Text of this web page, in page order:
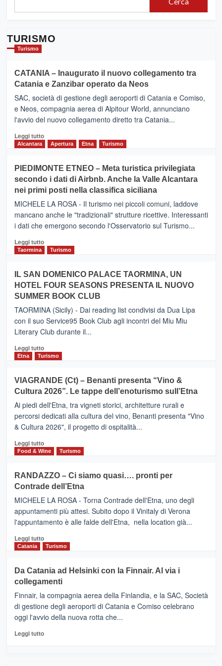
TURISMO
Turismo
CATANIA – Inaugurato il nuovo collegamento tra
Catania e Zanzibar operato da Neos
SAC, società di gestione degli aeroporti di Catania e Comiso,
e Neos, compagnia aerea di Alpitour World, annunciano
l'avvio del nuovo collegamento diretto tra Catania...
Leggi tuttoLeggi
CATANIA
–
Inaugurato
il
nuovo
collegamento
tra
e
Zanzibar
da
Neos
Alcantara Apertura Etna Turismo
PIEDIMONTE ETNEO – Meta turistica privilegiata
secondo i dati di Airbnb. Anche la Valle Alcantara
nei primi posti nella classifica siciliana
MICHELE LA ROSA - Il turismo nei piccoli comuni, laddove
mancano anche le "tradizionali" strutture ricettive. Interessanti
i dati che emergono secondo l'Osservatorio sul Turismo...
Leggi tuttoLeggi
PIEDIMONTE
ETNEO
–
Meta
turistica
privilegiata
secondo
dati
di
Anche
la
Alcantara
nei
primi
nella
classifica
Taormina Turismo
IL SAN DOMENICO PALACE TAORMINA, UN
HOTEL FOUR SEASONS PRESENTA IL NUOVO
SUMMER BOOK CLUB
TAORMINA (Sicily) - Dai reading list condivisi da Dua Lipa
con il suo Service95 Book Club agli incontri del Miu Miu
Literary Club durante il...
Leggi tuttoLeggi
di
IL
SAN
DOMENICO
PALACE
TAORMINA,
UN
HOTEL
FOUR
IL
NUOVO
SUMMER
CLUB
Etna Turismo
VIAGRANDE (Ct) – Benanti presenta “Vino &
Cultura 2026”. Le tappe dell’enoturismo sull’Etna
Ai piedi dell'Etna, tra vigneti storici, architetture rurali e
percorsi dedicati alla cultura del vino, Benanti presenta "Vino
& Cultura 2026", il progetto di ospitalità...
Leggi tuttoLeggi
di
VIAGRANDE
(Ct)
–
Benanti
presenta
“Vino
&
Cultura
tappe
dell’enoturismo
Food & Wine Turismo
RANDAZZO – Ci siamo quasi…. pronti per
Contrade dell’Etna
MICHELE LA ROSA - Torna Contrade dell'Etna, uno degli
appuntamenti più attesi. Subito dopo il Vinitaly di Verona
l'appuntamento è alle falde dell'Etna, nella location già...
Leggi tuttoLeggi
di
RANDAZZO
–
Ci
siamo
quasi….
pronti
per
Catania Turismo
Da Catania ad Helsinki con la Finnair. Al via i
collegamenti
Finnair, la compagnia aerea della Finlandia, e la SAC, Società
di gestione degli aeroporti di Catania e Comiso celebrano
oggi l'avvio della nuova rotta che...
Leggi tuttoLeggi